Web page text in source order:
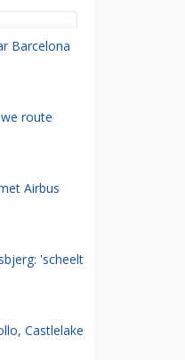
Barcelona
route
Airbus
'scheelt
Castlelake